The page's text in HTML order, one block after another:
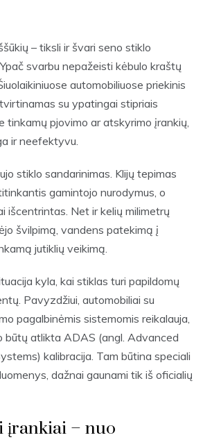
– tiksli ir švari seno stiklo
svarbu nepažeisti kėbulo kraštų
automobiliuose priekinis
su ypatingai stipriais
tinkamų pjovimo ar atskyrimo įrankių,
ir neefektyvu.
stiklo sandarinimas. Klijų tepimas
gamintojo nurodymus, o
išcentrintas. Net ir kelių milimetrų
švilpimą, vandens patekimą į
jutiklių veikimą.
kyla, kai stiklas turi papildomų
Pavyzdžiui, automobiliai su
pagalbinėmis sistemomis reikalauja,
būtų atlikta ADAS (angl. Advanced
kalibracija. Tam būtina speciali
dažnai gaunami tik iš oficialių
įrankiai – nuo